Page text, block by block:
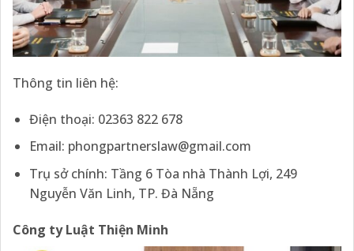
Thông tin liên hệ:
Điện thoại: 02363 822 678
Email: phongpartnerslaw@gmail.com
Trụ sở chính: Tầng 6 Tòa nhà Thành Lợi, 249
Nguyễn Văn Linh, TP. Đà Nẵng
Công ty Luật Thiện Minh